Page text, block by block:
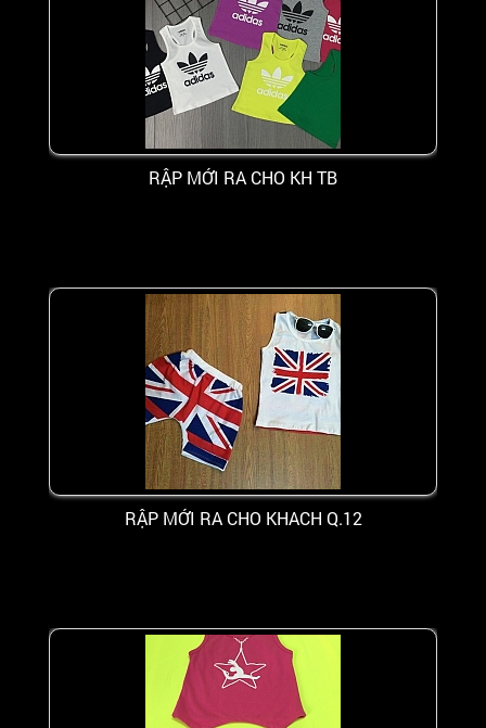
RẬP MỚI RA CHO KH TB
RẬP MỚI RA CHO KHACH Q.12